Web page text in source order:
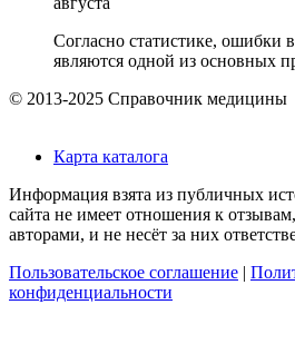
Согласно статистике, ошибки
являются одной из основных
© 2013-2025 Справочник медицины
Карта каталога
Информация взята из публичных
сайта не имеет отношения к
авторами, и не несёт за них
Пользовательское соглашение
конфиденциальности